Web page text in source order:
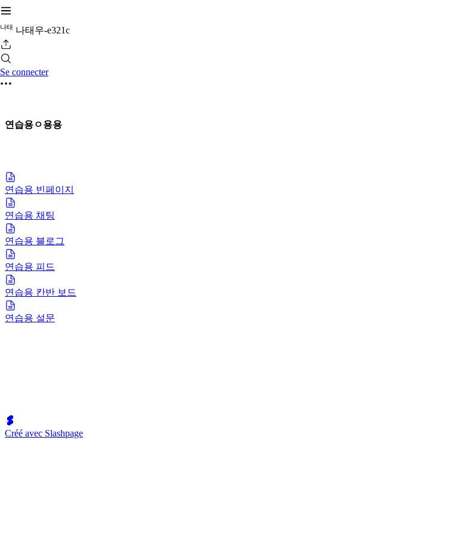
나태 나태우-e321c
Se connecter
연습용ㅇ용용
연습용 빈페이지
연습용 채팅
연습용 블로그
연습용 피드
연습용 칸반 보드
연습용 설문
Créé avec Slashpage